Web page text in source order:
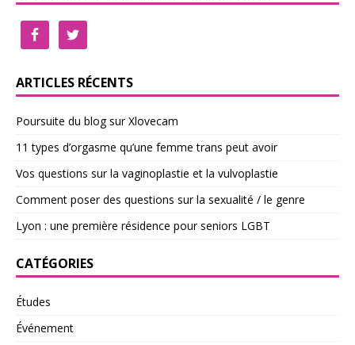
ARTICLES RÉCENTS
Poursuite du blog sur Xlovecam
11 types d’orgasme qu’une femme trans peut avoir
Vos questions sur la vaginoplastie et la vulvoplastie
Comment poser des questions sur la sexualité / le genre
Lyon : une première résidence pour seniors LGBT
CATÉGORIES
Études
Événement